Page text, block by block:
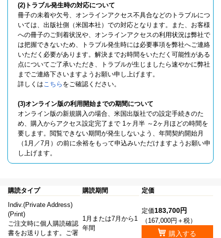
(2)トラブル発生時の対応について
冊子の未着や欠号、オンラインアクセス不具合などのトラブルにつ
いては、出版社側（米国本社）での対応となります。また、お客様
への冊子のご到着状況や、オンラインアクセスの利用状況は弊社で
は把握できないため、トラブル発生時には必要事項を弊社へご連絡
いただく必要があります。解決までお時間をいただく可能性がある
点についてご了承いただき、トラブルが生じましたら速やかに弊社
までご連絡下さいますようお願い申し上げます。
詳しくはこちら をご確認ください。
(3)オンライン版の利用開始までの期間について
オンライン版の新規購入の場合、米国出版社での設定手続きのた
め、購入からアクセス設定完了まで 1ヶ月半 ～2ヶ月ほどの時間を
要します。閲覧できない期間が発生しないよう、年間契約開始月
（1月／7月）の前に余裕をもって申込みいただけますようお願い申
し上げます。
購読タイプ 購読期間
定価
Indiv.(Private Address)
(Print)
ご注文時に個人購読確認
書をお送りします。ご署
1月または7月から1
年間
定価183,700円
（167,000円＋税）
購入する